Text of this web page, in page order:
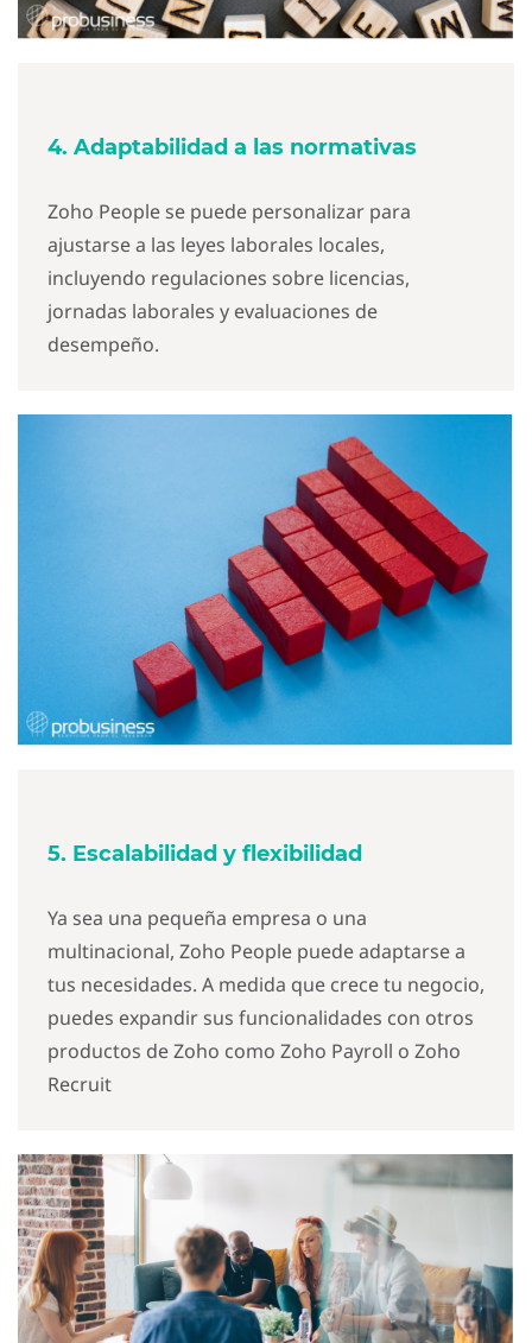
4. Adaptabilidad a las normativas
Zoho People se puede personalizar para
ajustarse a las leyes laborales locales,
incluyendo regulaciones sobre licencias,
jornadas laborales y evaluaciones de
desempeño.
5. Escalabilidad y flexibilidad
Ya sea una pequeña empresa o una
multinacional, Zoho People puede adaptarse a
tus necesidades. A medida que crece tu negocio,
puedes expandir sus funcionalidades con otros
productos de Zoho como Zoho Payroll o Zoho
Recruit